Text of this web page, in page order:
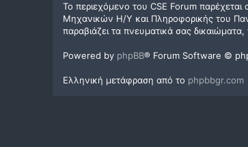
Το περιεχόμενο του CSE Forum παρέχεται
Μηχανικών Η/Υ και Πληροφορικής του
παραβιάζει τα πνευματικά σας
Powered by phpBB® Forum Software ©
Ελληνική μετάφραση από το phpbbgr.com